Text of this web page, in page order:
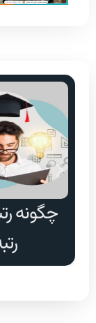
چگونه